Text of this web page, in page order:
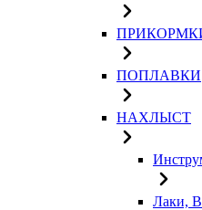
ПОПЛАВКИ
НАХЛЫСТ
Лаки,